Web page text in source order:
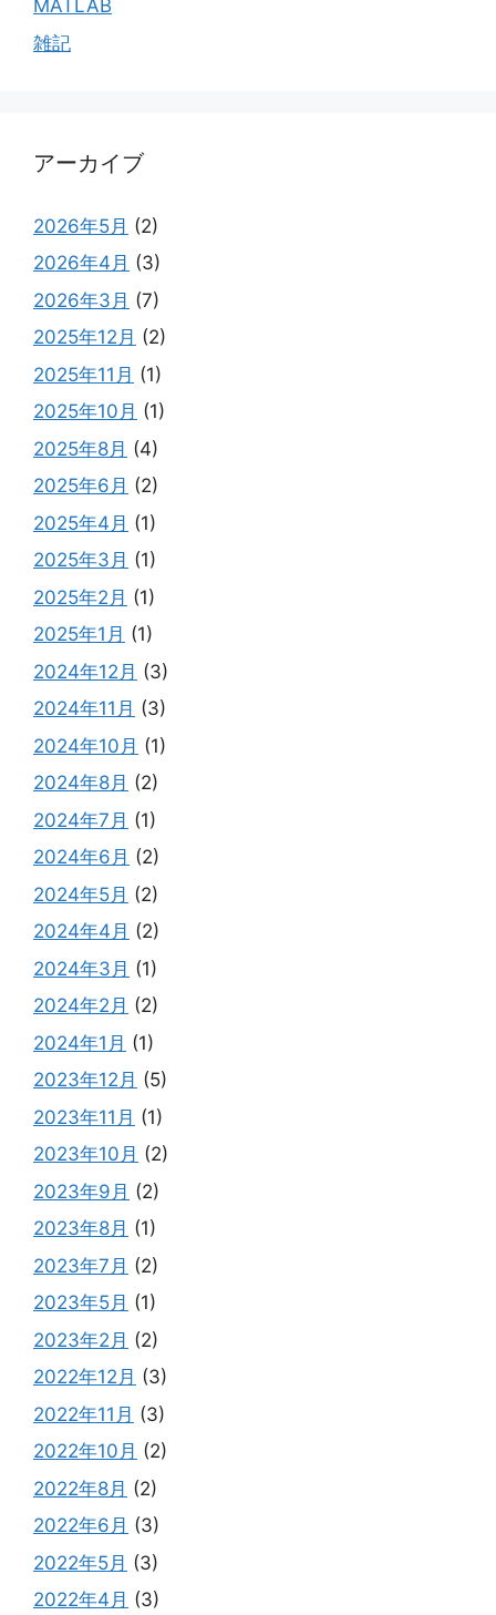
MATLAB
雑記
アーカイブ
2026年5月 (2)
2026年4月 (3)
2026年3月 (7)
2025年12月 (2)
2025年11月 (1)
2025年10月 (1)
2025年8月 (4)
2025年6月 (2)
2025年4月 (1)
2025年3月 (1)
2025年2月 (1)
2025年1月 (1)
2024年12月 (3)
2024年11月 (3)
2024年10月 (1)
2024年8月 (2)
2024年7月 (1)
2024年6月 (2)
2024年5月 (2)
2024年4月 (2)
2024年3月 (1)
2024年2月 (2)
2024年1月 (1)
2023年12月 (5)
2023年11月 (1)
2023年10月 (2)
2023年9月 (2)
2023年8月 (1)
2023年7月 (2)
2023年5月 (1)
2023年2月 (2)
2022年12月 (3)
2022年11月 (3)
2022年10月 (2)
2022年8月 (2)
2022年6月 (3)
2022年5月 (3)
2022年4月 (3)